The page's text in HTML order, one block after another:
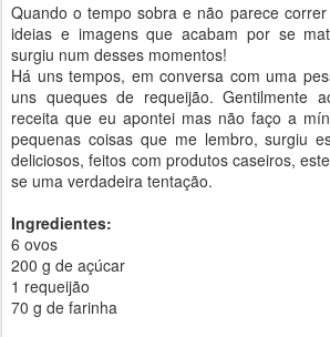
Quando o tempo sobra e não parece
ideias e imagens que acabam por se
surgiu num desses momentos!
Há uns tempos, em conversa com uma
uns queques de requeijão. Gentilmente
receita que eu apontei mas não faço a
pequenas coisas que me lembro, surgiu
deliciosos, feitos com produtos caseiros,
se uma verdadeira tentação.
Ingredientes:
6 ovos
200 g de açúcar
1 requeijão
70 g de farinha